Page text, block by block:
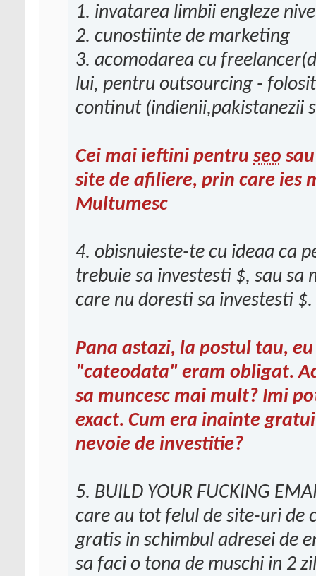
1. invatarea limbii engleze
2. cunostiinte de marketing
3. acomodarea cu
lui, pentru outsourcing -
continut (indienii,pakistanezii
Cei mai ieftini pentru seo
site de afiliere, prin care ies
Multumesc
4. obisnuieste-te cu ideaa ca
trebuie sa investesti $, sau
care nu doresti sa investesti $.
Pana astazi, la postul tau,
"cateodata" eram obligat.
sa muncesc mai mult? Imi
exact. Cum era inainte
nevoie de investitie?
5. BUILD YOUR FUCKING
care au tot felul de site-uri de
gratis in schimbul adresei de
sa faci o tona de muschi in 2